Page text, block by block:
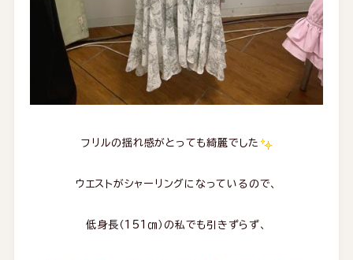
フリルの揺れ感がとっても綺麗でした
ウエストがシャーリングになっているので、
低身長（151㎝）の私でも引きずらず、